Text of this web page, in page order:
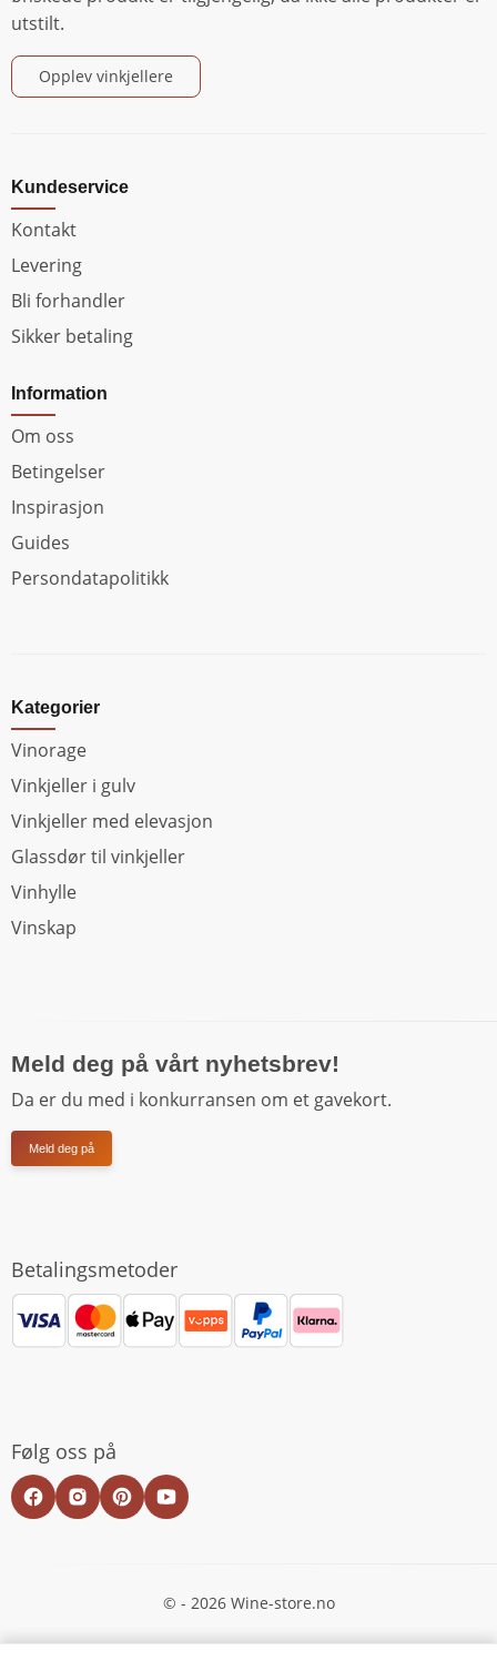
utstilt.
Opplev vinkjellere
Kundeservice
Kontakt
Levering
Bli forhandler
Sikker betaling
Information
Om oss
Betingelser
Inspirasjon
Guides
Persondatapolitikk
Kategorier
Vinorage
Vinkjeller i gulv
Vinkjeller med elevasjon
Glassdør til vinkjeller
Vinhylle
Vinskap
Meld deg på vårt nyhetsbrev!
Da er du med i konkurransen om et gavekort.
Meld deg på
Betalingsmetoder
Følg oss på
© - 2026 Wine-store.no